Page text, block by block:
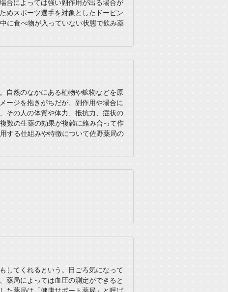
合によっては強い副作用が出る場合が
めスポーツ選手を対象としたドーピン
に食べ物が入っていない状態で飲み薬
自然のなかにある植物や鉱物などを原
ージを抱きがちだが、副作用や場合に
その人の体質や体力、抵抗力、症状の
数の生薬の効果が複雑に絡み合って作
する仕組みや特徴について佐野薬局の
してくれるという。日ごろ気になって
薬局によっては血圧の測定ができると
た薬局は「健康サポート薬局」と呼ば